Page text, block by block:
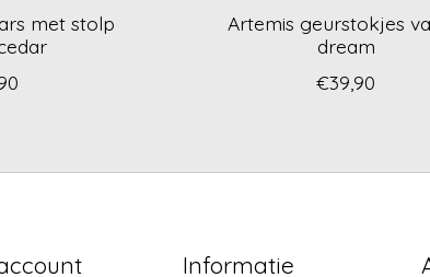
met stolp
Artemis geurstokjes
dream
€39,90
Informatie